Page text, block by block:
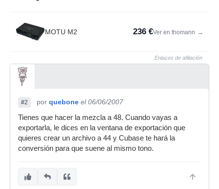
MOTU M2 236 €Ver en thomann →
Enlaces de afiliación
#2 por quebone el 06/06/2007
Tienes que hacer la mezcla a 48. Cuando vayas a
exportarla, le dices en la ventana de exportación que
quieres crear un archivo a 44 y Cubase te hará la
conversión para que suene al mismo tono.